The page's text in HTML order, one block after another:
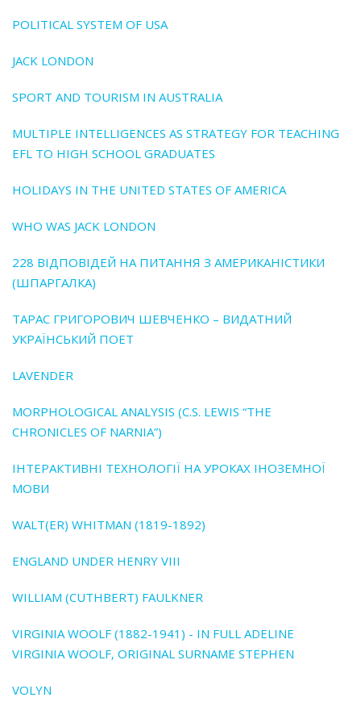
POLITICAL SYSTEM OF USA
JACK LONDON
SPORT AND TOURISM IN AUSTRALIA
MULTIPLE INTELLIGENCES AS STRATEGY FOR TEACHING
EFL TO HIGH SCHOOL GRADUATES
HOLIDAYS IN THE UNITED STATES OF AMERICA
WHO WAS JACK LONDON
228 ВІДПОВІДЕЙ НА ПИТАННЯ З АМЕРИКАНІСТИКИ
(ШПАРГАЛКА)
ТАРАС ГРИГОРОВИЧ ШЕВЧЕНКО – ВИДАТНИЙ
УКРАЇНСЬКИЙ ПОЕТ
LAVENDER
MORPHOLOGICAL ANALYSIS (C.S. LEWIS “THE
CHRONICLES OF NARNIA”)
ІНТЕРАКТИВНІ ТЕХНОЛОГІЇ НА УРОКАХ ІНОЗЕМНОЇ
МОВИ
WALT(ER) WHITMAN (1819-1892)
ENGLAND UNDER HENRY VIII
WILLIAM (CUTHBERT) FAULKNER
VIRGINIA WOOLF (1882-1941) - IN FULL ADELINE
VIRGINIA WOOLF‚ ORIGINAL SURNAME STEPHEN
VOLYN